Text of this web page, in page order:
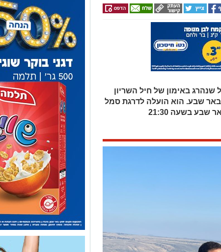
באימון של חיל השריון
הארץ הוא איתן פיכמן בן ה-19 מבאר שבע. הוא הועלה לדרגת סמל
בשעה 21:30